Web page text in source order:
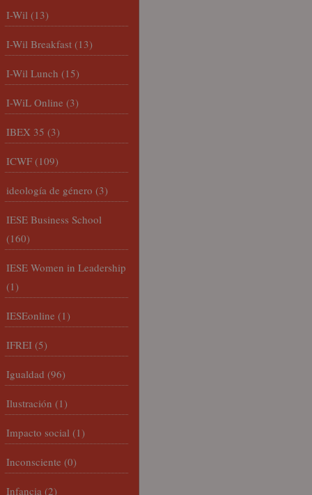
I-Wil (13)
I-Wil Breakfast (13)
I-Wil Lunch (15)
I-WiL Online (3)
IBEX 35 (3)
ICWF (109)
ideología de género (3)
IESE Business School
(160)
IESE Women in Leadership
(1)
IESEonline (1)
IFREI (5)
Igualdad (96)
Ilustración (1)
Impacto social (1)
Inconsciente (0)
Infancia (2)